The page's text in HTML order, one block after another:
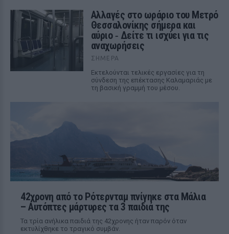
Αλλαγές στο ωράριο του Μετρό
Θεσσαλονίκης σήμερα και
αύριο ‑ Δείτε τι ισχύει για τις
αναχωρήσεις
ΣΉΜΕΡΑ
Εκτελούνται τελικές εργασίες για τη
σύνδεση της επέκτασης Καλαμαριάς με
τη βασική γραμμή του μέσου.
42χρονη από το Ρότερνταμ πνίγηκε στα Μάλια
– Αυτόπτες μάρτυρες τα 3 παιδιά της
Τα τρία ανήλικα παιδιά της 42χρονης ήταν παρόν όταν
εκτυλίχθηκε το τραγικό συμβάν.